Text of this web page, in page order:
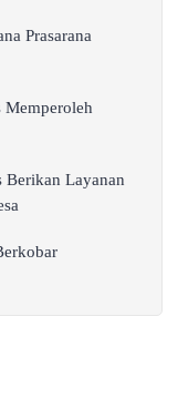
Prasarana
Memperoleh
Berikan Layanan